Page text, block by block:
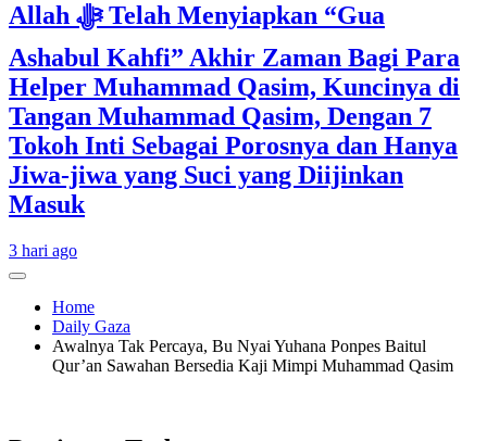
Allah ﷻ Telah Menyiapkan “Gua
Ashabul Kahfi” Akhir Zaman Bagi Para
Helper Muhammad Qasim, Kuncinya di
Tangan Muhammad Qasim, Dengan 7
Tokoh Inti Sebagai Porosnya dan Hanya
Jiwa-jiwa yang Suci yang Diijinkan
Masuk
3 hari ago
Home
Daily Gaza
Awalnya Tak Percaya, Bu Nyai Yuhana Ponpes Baitul
Qur’an Sawahan Bersedia Kaji Mimpi Muhammad Qasim